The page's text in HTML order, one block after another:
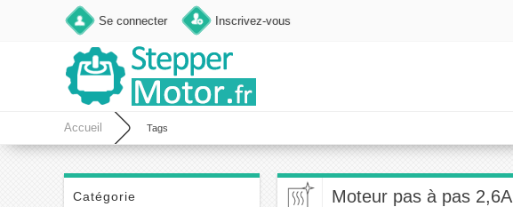
Se connecter Inscrivez-vous
Accueil Tags
Catégorie Moteur pas à pas 2,6A